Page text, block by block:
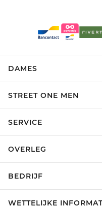
DAMES
STREET ONE MEN
SERVICE
OVERLEG
BEDRIJF
WETTELIJKE